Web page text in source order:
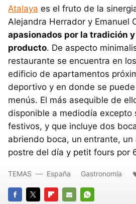
Atalaya es el fruto de la
Alejandra Herrador y Emanuel
apasionados por la tradición
producto. De aspecto
restaurante se encuentra en
edificio de apartamentos
deportivo y en donde se
menús. El más asequible de
disponible a mediodía excepto
festivos, y que incluye dos
abriendo boca, un entrante, un
postre del día y petit fours por
TEMAS España Gastronomía